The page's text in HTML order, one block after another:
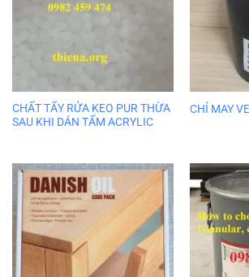
CHẤT TẨY RỬA KEO PUR THỪA
SAU KHI DÁN TẤM ACRYLIC
CHỈ MAY